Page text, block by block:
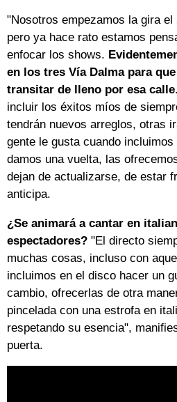
"Nosotros empezamos la gira el
pero ya hace rato estamos
enfocar los shows.
en los tres Vía Dalma para
transitar de lleno por esa calle
incluir los éxitos míos de
tendrán nuevos arreglos, otras
gente le gusta cuando
damos una vuelta, las
dejan de actualizarse, de estar
anticipa.
¿Se animará a cantar en
espectadores? "El directo
muchas cosas, incluso con
incluimos en el disco hacer un
cambio, ofrecerlas de otra
pincelada con una estrofa en
respetando su esencia",
puerta.